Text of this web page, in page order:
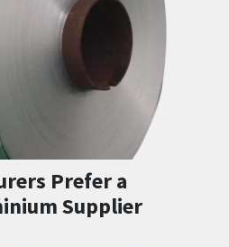
Prefer a
Supplier